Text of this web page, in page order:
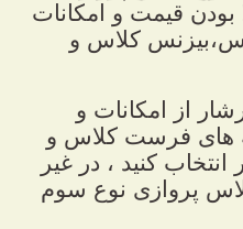
بودن قیمت و امکانات
کلاس و
از امکانات و
های فرست کلاس و
کنید ، در غیر
پروازی نوع سوم